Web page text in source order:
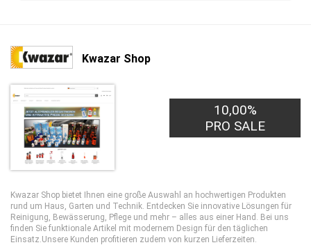
Kwazar Shop
10,00%
PRO SALE
Kwazar Shop bietet Ihnen eine große Auswahl an hochwertigen Produkten
rund um Haus, Garten und Technik. Entdecken Sie innovative Lösungen für
Reinigung, Bewässerung, Pflege und mehr – alles aus einer Hand. Bei uns
finden Sie funktionale Artikel mit modernem Design für den täglichen
Einsatz.Unsere Kunden profitieren zudem von kurzen Lieferzeiten.